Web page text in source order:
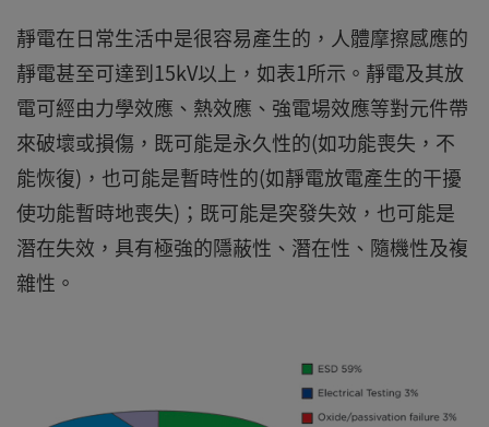
靜電在日常生活中是很容易產生的，人體摩擦感應的
靜電甚至可達到15kV以上，如表1所示。靜電及其放
電可經由力學效應、熱效應、強電場效應等對元件帶
來破壞或損傷，既可能是永久性的(如功能喪失，不
能恢復)，也可能是暫時性的(如靜電放電產生的干擾
使功能暫時地喪失)；既可能是突發失效，也可能是
潛在失效，具有極強的隱蔽性、潛在性、隨機性及複
雜性。